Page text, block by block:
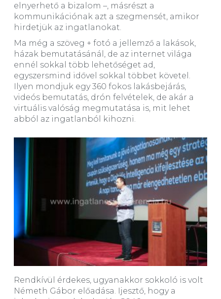
elnyerhető a bizalom –, másrészt a
kommunikációnak azt a szegmensét, amikor
hirdetjük az ingatlanokat.
Ma még a szöveg + fotó a jellemző a lakások,
házak bemutatásánál, de az internet világa
ennél sokkal több lehetőséget ad,
egyszersmind idővel sokkal többet követel.
Ilyen mondjuk egy 360 fokos lakásbejárás,
videós bemutatás, drón felvételek, de akár a
virtuális valóság megmutatása is, mit lehet
abból az ingatlanból kihozni.
Rendkívül érdekes, ugyanakkor sokkoló is volt
Németh Gábor előadása. Ijesztő, hogy a